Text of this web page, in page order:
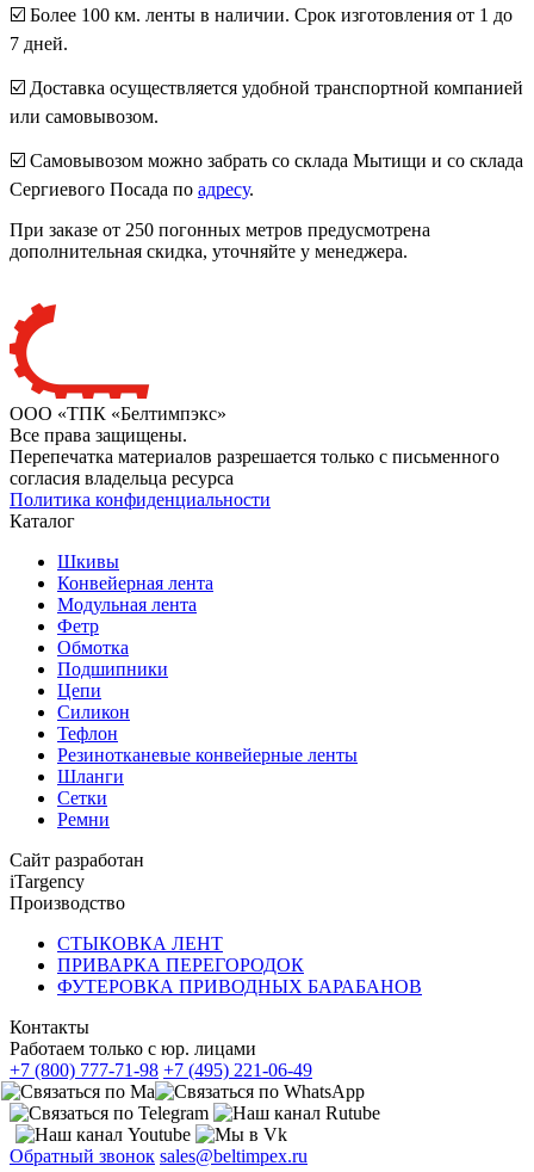
☑️ Более 100 км. ленты в наличии. Срок изготовления от 1 до
7 дней.
☑️ Доставка осуществляется удобной транспортной компанией
или самовывозом.
☑️ Самовывозом можно забрать со склада Мытищи и со склада
Сергиевого Посада по адресу.
При заказе от 250 погонных метров предусмотрена
дополнительная скидка, уточняйте у менеджера.
ООО «ТПК «Белтимпэкс»
Все права защищены.
Перепечатка материалов разрешается только с письменного
согласия владельца ресурса
Политика конфиденциальности
Каталог
Шкивы
Конвейерная лента
Модульная лента
Фетр
Обмотка
Подшипники
Цепи
Силикон
Тефлон
Резинотканевые конвейерные ленты
Шланги
Сетки
Ремни
Сайт разработан
iTargency
Производство
СТЫКОВКА ЛЕНТ
ПРИВАРКА ПЕРЕГОРОДОК
ФУТЕРОВКА ПРИВОДНЫХ БАРАБАНОВ
Контакты
Работаем только с юр. лицами
+7 (800) 777-71-98 +7 (495) 221-06-49
Обратный звонок sales@beltimpex.ru